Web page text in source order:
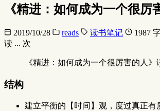
《精进：如何成为一个很厉
2019/10/28 reads 读书笔记 1987
读 ... 次
《精进：如何成为一个很厉害的人》
结构
建立平衡的【时间】观，度过真正有